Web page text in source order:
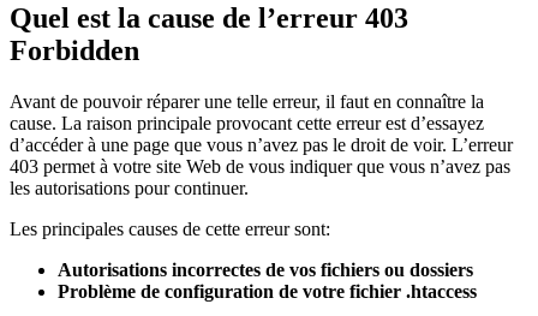
Quel est la cause de l’erreur 403
Forbidden
Avant de pouvoir réparer une telle erreur, il faut en connaître la
cause. La raison principale provocant cette erreur est d’essayez
d’accéder à une page que vous n’avez pas le droit de voir. L’erreur
403 permet à votre site Web de vous indiquer que vous n’avez pas
les autorisations pour continuer.
Les principales causes de cette erreur sont:
Autorisations incorrectes de vos fichiers ou dossiers
Problème de configuration de votre fichier .htaccess